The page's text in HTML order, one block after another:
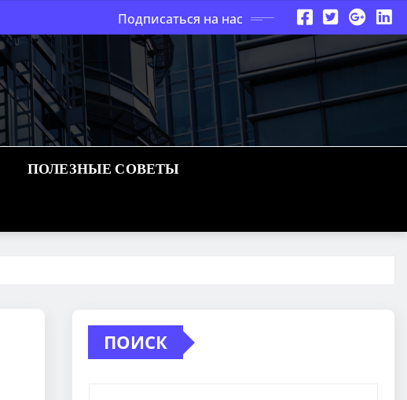
Подписаться на нас
ПОЛЕЗНЫЕ СОВЕТЫ
ПОИСК